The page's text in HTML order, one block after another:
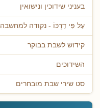
בעניני שידוכין ונישואין
עַל פִּי דַרְכּוֹ - נקודה למחשבה
קידוש לשבת בבוקר
השידוכים
סט שירי שבת מובחרים